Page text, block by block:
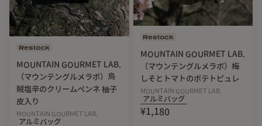
たんぱく質: 10.1g
脂質: 7.0g
炭水化物: 66.6g
食塩相当量: 1.5g
◾️賞味期限：2027.07
◾️保存方法：直射日光をさけて常温で保存
●開封後はお早めにお召し上がりください。
●脱酸素剤を封入しています。調理前に取り除いてくださ
Restock
MOUNTAIN GOURMET LAB.
（マウンテングルメラボ）烏
賊塩辛のクリームペンネ 柚子
皮入り
MOUNTAIN GOURMET LAB.
アルミバッグ
Restock
MOUNTAIN GOURMET LAB.
（マウンテングルメラボ）梅
しそとトマトのポテトピュレ
MOUNTAIN GOURMET LAB.
アルミバッグ
¥1,180